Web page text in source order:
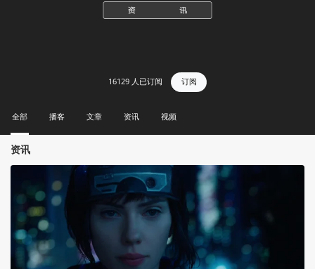
16129 人已订阅 订阅
全部 播客 文章 资讯 视频
资讯